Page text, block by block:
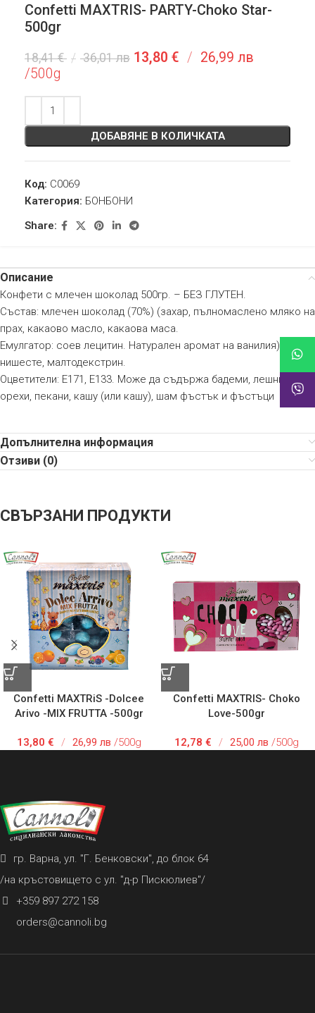
Confetti MAXTRIS- PARTY-Choko Star-
500gr
18,41€ / 36,01 лв 13,80 € / 26,99 лв
/500g
ДОБАВЯНЕ В КОЛИЧКАТА
Код: C0069
Категория: БОНБОНИ
Share:
Описание
Конфети с млечен шоколад 500гр. – БЕЗ ГЛУТЕН.
Състав: млечен шоколад (70%) (захар, пълномаслено мляко на
прах, какаово масло, какаова маса.
Емулгатор: соев лецитин. Натурален аромат на ванилия), захар,
нишесте, малтодекстрин.
Оцветители: E171, E133. Може да съдържа бадеми, лешници,
орехи, пекани, кашу (или кашу), шам фъстък и фъстъци
Допълнителна информация
Отзиви (0)
СВЪРЗАНИ ПРОДУКТИ
Confetti MAXTRiS -Dolcee
Arivo -MIX FRUTTA -500gr
13,80 € / 26,99 лв /500g
Confetti MAXTRIS- Choko
Love-500gr
12,78 € / 25,00 лв /500g
гр. Варна, ул. "Г. Бенковски", до блок 64
/на кръстовището с ул. "д-р Пискюлиев"/
+359 897 272 158
orders@cannoli.bg